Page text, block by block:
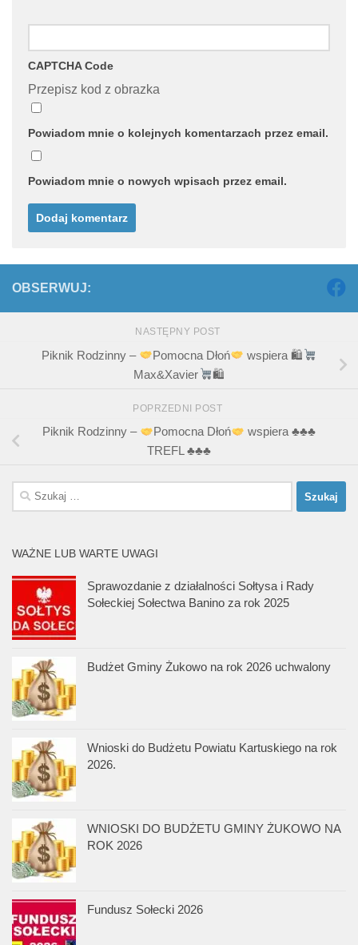
CAPTCHA Code
Przepisz kod z obrazka
Powiadom mnie o kolejnych komentarzach przez email.
Powiadom mnie o nowych wpisach przez email.
OBSERWUJ:
NASTĘPNY POST
Piknik Rodzinny – Pomocna Dłoń
wspiera 🛍
Max&Xavier
🛍
POPRZEDNI POST
Piknik Rodzinny – Pomocna Dłoń wspiera♣️♣️♣️
TREFL ♣️♣️♣️
Szukaj:
WAŻNE LUB WARTE UWAGI
Sprawozdanie z działalności Sołtysa i Rady
Sołeckiej Sołectwa Banino za rok 2025
Budżet Gminy Żukowo na rok 2026 uchwalony
Wnioski do Budżetu Powiatu Kartuskiego na rok
2026.
WNIOSKI DO BUDŻETU GMINY ŻUKOWO NA
ROK 2026
Fundusz Sołecki 2026